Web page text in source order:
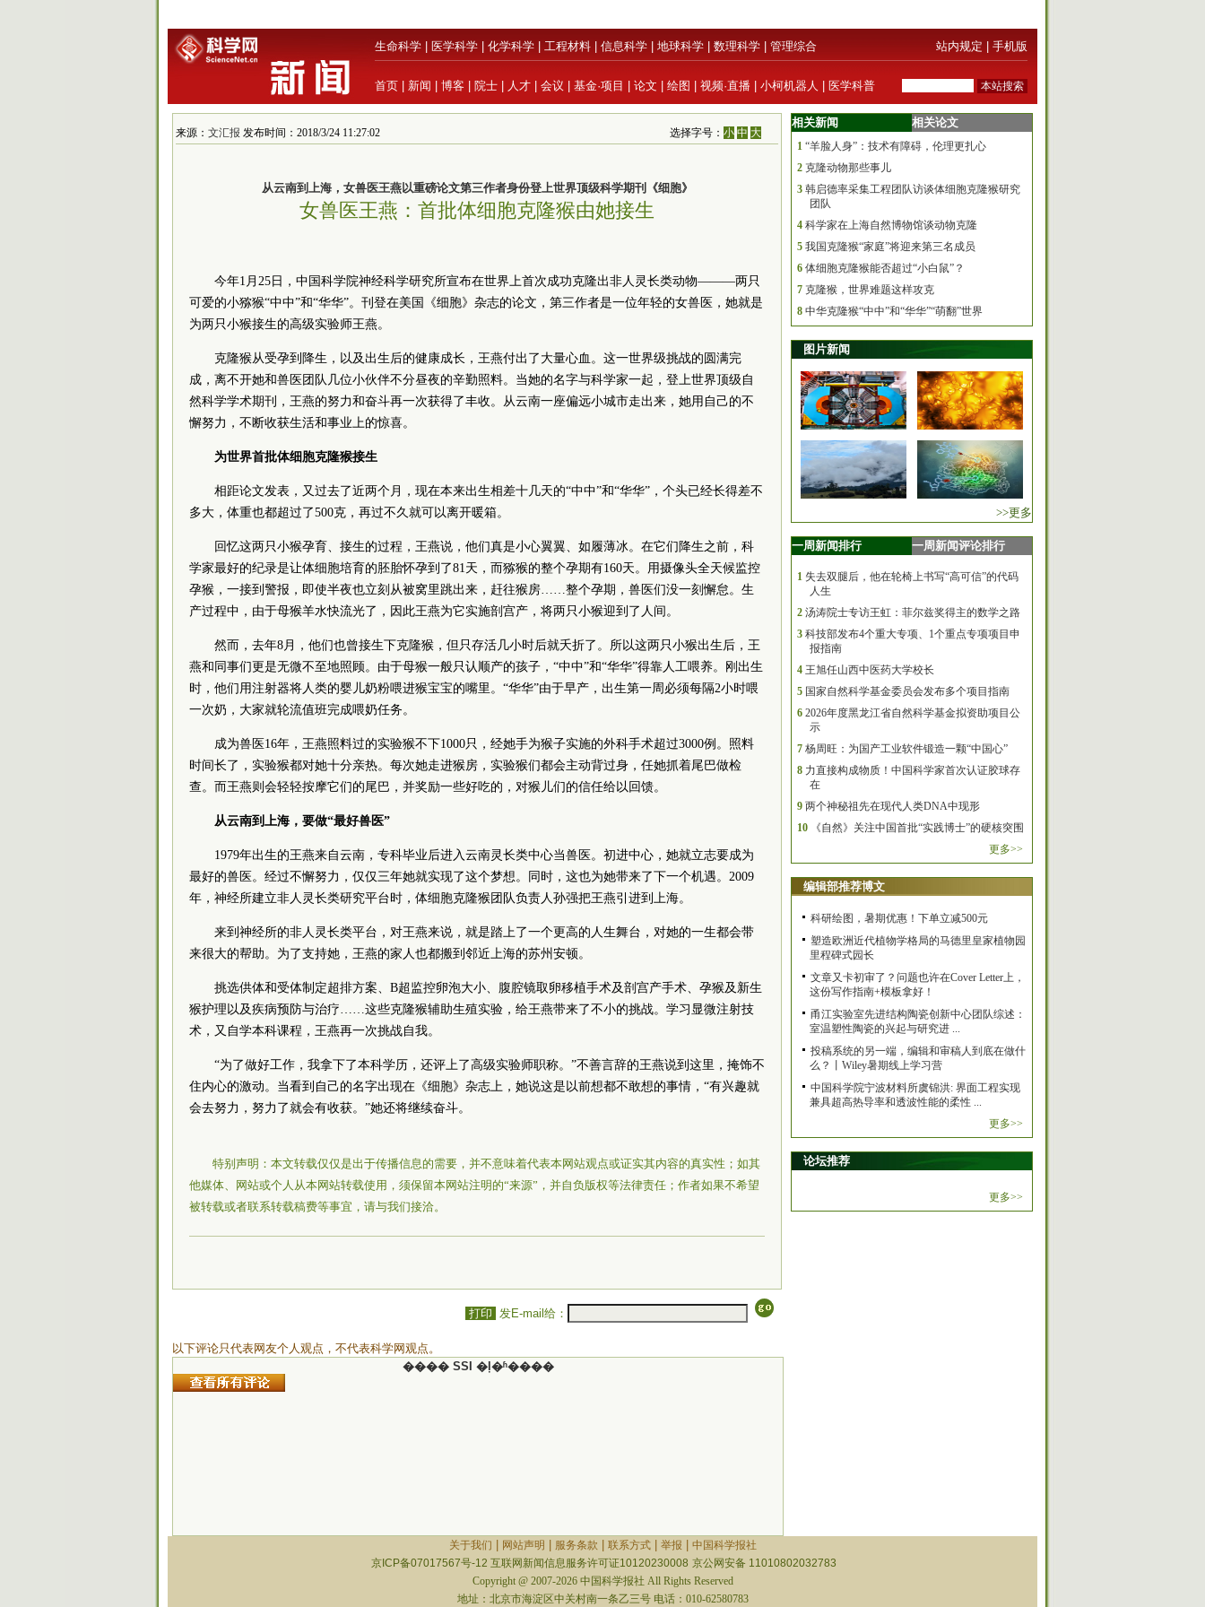
生命科学 医学科学 化学科学 工程材料 信息科学 地球科学 数理科学 管理综合 站内规定 手机版
首页 新闻 博客 院士 人才 会议 基金·项目 论文 绘图 视频·直播 小柯机器人 医学科普
来源： 文汇报 发布时间：2018/3/24 11:27:02 选择字号：小 中 大
从云南到上海，女兽医王燕以重磅论文第三作者身份登上世界顶级科学期刊《细胞》
女兽医王燕：首批体细胞克隆猴由她接生
今年1月25日，中国科学院神经科学研究所宣布在世界上首次成功克隆出非人灵长类动物———两只
可爱的小猕猴“中中”和“华华”。刊登在美国《细胞》杂志的论文，第三作者是一位年轻的女兽医，她就是
为两只小猴接生的高级实验师王燕。
克隆猴从受孕到降生，以及出生后的健康成长，王燕付出了大量心血。这一世界级挑战的圆满完
成，离不开她和兽医团队几位小伙伴不分昼夜的辛勤照料。当她的名字与科学家一起，登上世界顶级自
然科学学术期刊，王燕的努力和奋斗再一次获得了丰收。从云南一座偏远小城市走出来，她用自己的不
懈努力，不断收获生活和事业上的惊喜。
为世界首批体细胞克隆猴接生
相距论文发表，又过去了近两个月，现在本来出生相差十几天的“中中”和“华华”，个头已经长得差不
多大，体重也都超过了500克，再过不久就可以离开暖箱。
回忆这两只小猴孕育、接生的过程，王燕说，他们真是小心翼翼、如履薄冰。在它们降生之前，科
学家最好的纪录是让体细胞培育的胚胎怀孕到了81天，而猕猴的整个孕期有160天。用摄像头全天候监控
孕猴，一接到警报，即使半夜也立刻从被窝里跳出来，赶往猴房……整个孕期，兽医们没一刻懈怠。生
产过程中，由于母猴羊水快流光了，因此王燕为它实施剖宫产，将两只小猴迎到了人间。
然而，去年8月，他们也曾接生下克隆猴，但只存活几小时后就夭折了。所以这两只小猴出生后，王
燕和同事们更是无微不至地照顾。由于母猴一般只认顺产的孩子，“中中”和“华华”得靠人工喂养。刚出生
时，他们用注射器将人类的婴儿奶粉喂进猴宝宝的嘴里。“华华”由于早产，出生第一周必须每隔2小时喂
一次奶，大家就轮流值班完成喂奶任务。
成为兽医16年，王燕照料过的实验猴不下1000只，经她手为猴子实施的外科手术超过3000例。照料
时间长了，实验猴都对她十分亲热。每次她走进猴房，实验猴们都会主动背过身，任她抓着尾巴做检
查。而王燕则会轻轻按摩它们的尾巴，并奖励一些好吃的，对猴儿们的信任给以回馈。
从云南到上海，要做“最好兽医”
1979年出生的王燕来自云南，专科毕业后进入云南灵长类中心当兽医。初进中心，她就立志要成为
最好的兽医。经过不懈努力，仅仅三年她就实现了这个梦想。同时，这也为她带来了下一个机遇。2009
年，神经所建立非人灵长类研究平台时，体细胞克隆猴团队负责人孙强把王燕引进到上海。
来到神经所的非人灵长类平台，对王燕来说，就是踏上了一个更高的人生舞台，对她的一生都会带
来很大的帮助。为了支持她，王燕的家人也都搬到邻近上海的苏州安顿。
挑选供体和受体制定超排方案、B超监控卵泡大小、腹腔镜取卵移植手术及剖宫产手术、孕猴及新生
猴护理以及疾病预防与治疗……这些克隆猴辅助生殖实验，给王燕带来了不小的挑战。学习显微注射技
术，又自学本科课程，王燕再一次挑战自我。
“为了做好工作，我拿下了本科学历，还评上了高级实验师职称。”不善言辞的王燕说到这里，掩饰不
住内心的激动。当看到自己的名字出现在《细胞》杂志上，她说这是以前想都不敢想的事情，“有兴趣就
会去努力，努力了就会有收获。”她还将继续奋斗。
特别声明：本文转载仅仅是出于传播信息的需要，并不意味着代表本网站观点或证实其内容的真实性；如其
他媒体、网站或个人从本网站转载使用，须保留本网站注明的“来源”，并自负版权等法律责任；作者如果不希望
被转载或者联系转载稿费等事宜，请与我们接洽。
打印 发E-mail给：
以下评论只代表网友个人观点，不代表科学网观点。
���� SSI �ļ�ʱ����
相关新闻 相关论文
1 “羊脸人身”：技术有障碍，伦理更扎心
2 克隆动物那些事儿
3 韩启德率采集工程团队访谈体细胞克隆猴研究
团队
4 科学家在上海自然博物馆谈动物克隆
5 我国克隆猴“家庭”将迎来第三名成员
6 体细胞克隆猴能否超过“小白鼠”？
7 克隆猴，世界难题这样攻克
8 中华克隆猴“中中”和“华华”“萌翻”世界
图片新闻
>>更多
一周新闻排行 一周新闻评论排行
1 失去双腿后，他在轮椅上书写“高可信”的代码
人生
2 汤涛院士专访王虹：菲尔兹奖得主的数学之路
3 科技部发布4个重大专项、1个重点专项项目申
报指南
4 王旭任山西中医药大学校长
5 国家自然科学基金委员会发布多个项目指南
6 2026年度黑龙江省自然科学基金拟资助项目公
示
7 杨周旺：为国产工业软件锻造一颗“中国心”
8 力直接构成物质！中国科学家首次认证胶球存
在
9 两个神秘祖先在现代人类DNA中现形
10
《自然》关注中国首批“实践博士”的硬核突围
更多>>
编辑部推荐博文
科研绘图，暑期优惠！下单立减500元
塑造欧洲近代植物学格局的马德里皇家植物园
里程碑式园长
文章又卡初审了？问题也许在Cover Letter上，
这份写作指南+模板拿好！
甬江实验室先进结构陶瓷创新中心团队综述：
室温塑性陶瓷的兴起与研究进 ...
投稿系统的另一端，编辑和审稿人到底在做什
么？丨Wiley暑期线上学习营
中国科学院宁波材料所虞锦洪: 界面工程实现
兼具超高热导率和透波性能的柔性 ...
更多>>
论坛推荐
更多>>
关于我们 网站声明 服务条款 联系方式| 举报
中国科学报社
京ICP备07017567号-12 互联网新闻信息服务许可证10120230008 京公网安备 11010802032783
Copyright @ 2007-2026 中国科学报社 All Rights Reserved
地址：北京市海淀区中关村南一条乙三号 电话：010-62580783